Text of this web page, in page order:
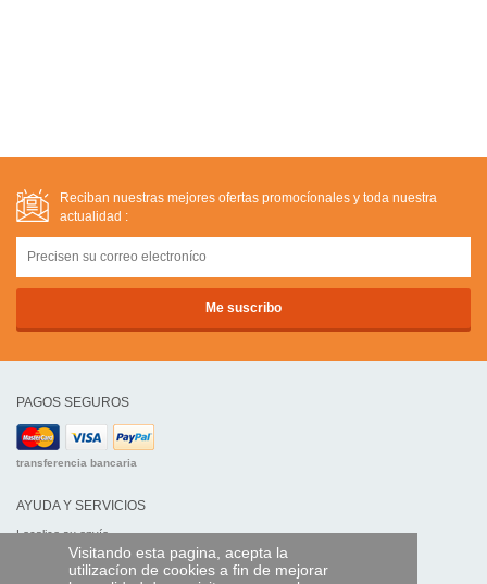
Visitando esta pagina, acepta la
utilizacíon de cookies a fin de mejorar
Reciban nuestras mejores ofertas promocíonales y toda nuestra
actualidad :
PAGOS SEGUROS
transferencia bancaria
AYUDA Y SERVICIOS
Localice su envío
MANDO EXPRESS